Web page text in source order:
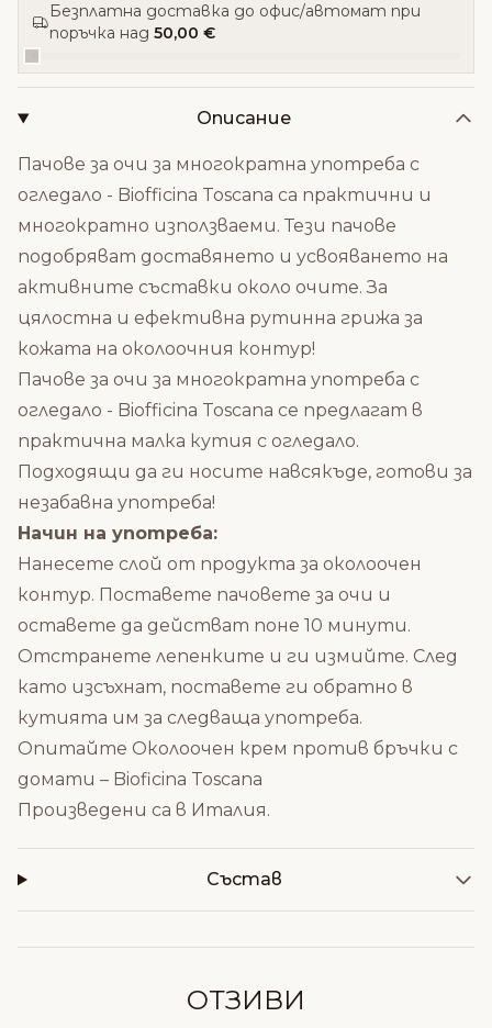
Безплатна доставка до офис/автомат при
поръчка над 50,00 €
Описание
Пачове за очи за многократна употреба с
огледало - Biofficina Toscana са практични и
многократно използваеми. Тези пачове
подобряват доставянето и усвояването на
активните съставки около очите. За
цялостна и ефективна рутинна грижа за
кожата на околоочния контур!
Пачове за очи за многократна употреба с
огледало - Biofficina Toscana се предлагат в
практична малка кутия с огледало.
Подходящи да ги носите навсякъде, готови за
незабавна употреба!
Начин на употреба:
Нанесете слой от продукта за околоочен
контур. Поставете пачовете за очи и
оставете да действат поне 10 минути.
Отстранете лепенките и ги измийте. След
като изсъхнат, поставете ги обратно в
кутията им за следваща употреба.
Опитайте Околоочен крем против бръчки с
домати – Bioficina Toscana
Произведени са в Италия.
Състав
ОТЗИВИ